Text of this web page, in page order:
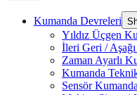
Kumanda Devreleri
Yıldız Üçgen
İleri Geri /
Zaman Ayarlı
Kumanda
Sensör